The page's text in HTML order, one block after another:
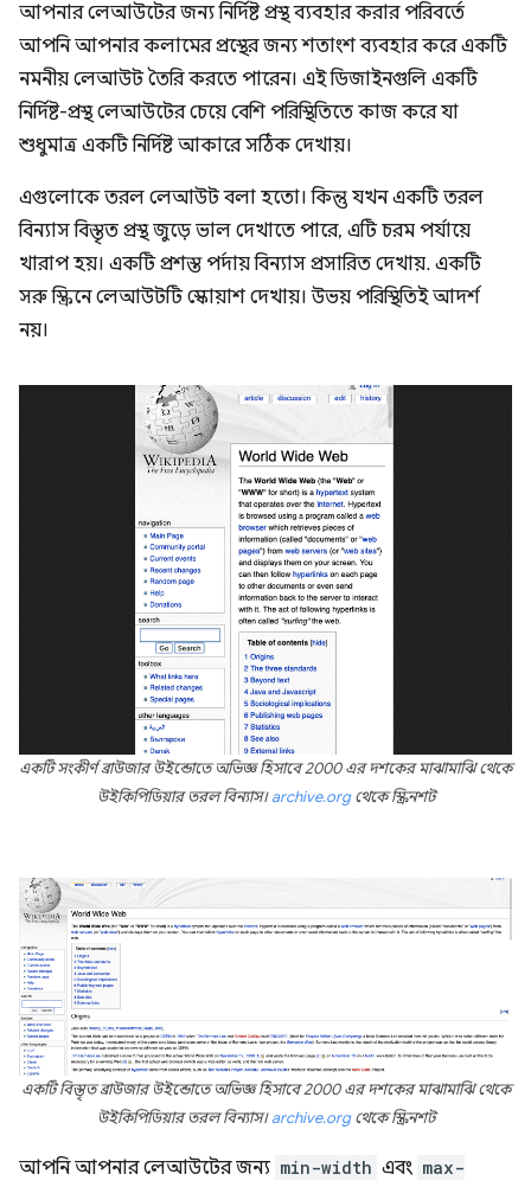
আপনার লেআউটের জন্য নির্দিষ্ট প্রস্থ ব্যবহার করার পরিবর্তে
আপনি আপনার কলামের প্রস্থের জন্য শতাংশ ব্যবহার করে একটি
নমনীয় লেআউট তৈরি করতে পারেন। এই ডিজাইনগুলি একটি
নির্দিষ্ট-প্রস্থ লেআউটের চেয়ে বেশি পরিস্থিতিতে কাজ করে যা
শুধুমাত্র একটি নির্দিষ্ট আকারে সঠিক দেখায়।
এগুলোকে তরল লেআউট বলা হতো। কিন্তু যখন একটি তরল
বিন্যাস বিস্তৃত প্রস্থ জুড়ে ভাল দেখাতে পারে, এটি চরম পর্যায়ে
খারাপ হয়। একটি প্রশস্ত পর্দায় বিন্যাস প্রসারিত দেখায়. একটি
সরু স্ক্রিনে লেআউটটি স্কোয়াশ দেখায়। উভয় পরিস্থিতিই আদর্শ
নয়।
একটি সংকীর্ণ ব্রাউজার উইন্ডোতে অভিজ্ঞ হিসাবে 2000 এর দশকের মাঝামাঝি থেকে
উইকিপিডিয়ার তরল বিন্যাস।archive.orgথেকে স্ক্রিনশট
একটি বিস্তৃত ব্রাউজার উইন্ডোতে অভিজ্ঞ হিসাবে 2000 এর দশকের মাঝামাঝি থেকে
উইকিপিডিয়ার তরল বিন্যাস।archive.orgথেকে স্ক্রিনশট
আপনি আপনার লেআউটের জন্য min-width এবং max-